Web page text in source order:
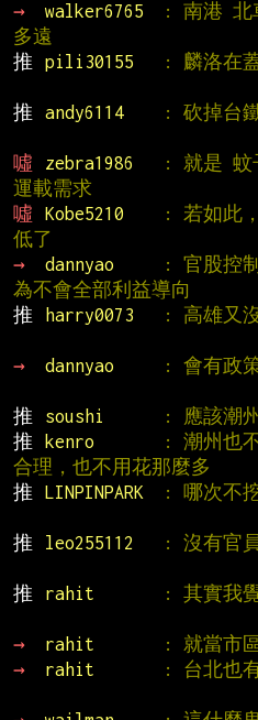
→
walker6765
: 南港 北
多遠
推
pili30155
: 麟洛在
推
andy6114
: 砍掉台
噓
zebra1986
: 就是 蚊
運載需求
噓
Kobe5210
: 若如此
低了
→
dannyao
: 官股控
為不會全部利益導向
推
harry0073
: 高雄又
→
dannyao
: 會有政
推
soushi : 應該潮
推
kenro
: 潮州也
合理，也不用花那麼多
推
LINPINPARK
: 哪次不
推
leo255112
: 沒有官
推
rahit
: 其實我
→
rahit : 就當市
→
rahit
: 台北也